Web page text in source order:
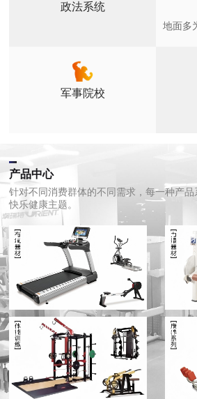
政法系统
军事院校
产品中心
针对不同消费群体的不同需求，每一种产
快乐健康主题。
有氧健身器材 健
体能训练综合健身器材 康